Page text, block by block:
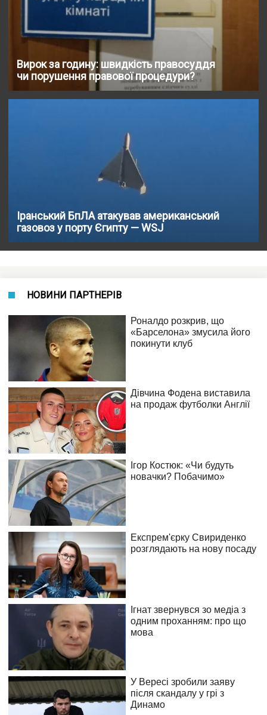
Вирок за годину: швидкість правосуддя
чи порушення правової процедури?
Іранський БпЛА атакував американський
газовоз у порту Єгипту — WSJ
НОВИНИ ПАРТНЕРІВ